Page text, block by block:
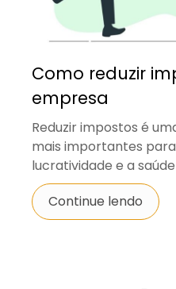
Como reduzir
empresa
Reduzir impostos é
mais importantes
lucratividade e a
Continue lendo